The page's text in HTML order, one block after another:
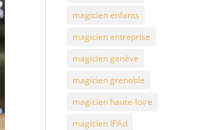
magicien enfants
magicien entreprise
magicien genève
magicien grenoble
magicien haute-loire
magicien IPAd